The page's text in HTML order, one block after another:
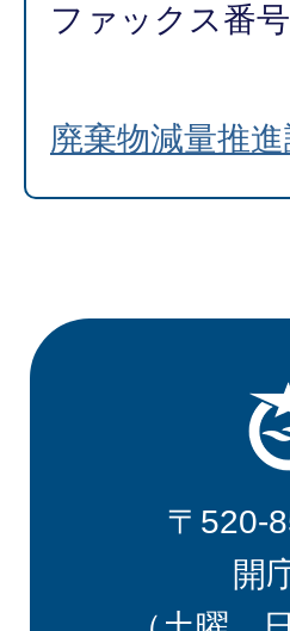
ファックス番
廃棄物減量推
〒520-
開